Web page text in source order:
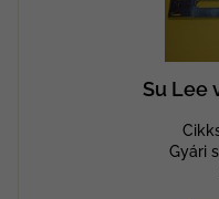
Su Lee
Gyári